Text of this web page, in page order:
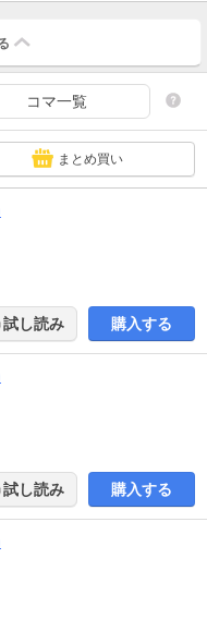
コマ一覧
まとめ買い
し読み 購入する
し読み 購入する